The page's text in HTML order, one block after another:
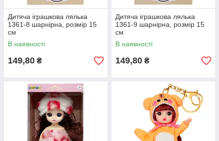
Дитяча іграшкова лялька
1361-8 шарнірна, розмір 15
см
В наявності
149,80 ₴
Дитяча іграшкова лялька
1361-9 шарнірна, розмір 15
см
В наявності
149,80 ₴